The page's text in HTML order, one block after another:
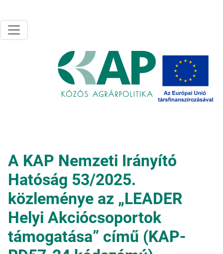
A KAP Nemzeti Irányító
Hatóság 53/2025.
közleménye az „LEADER
Helyi Akciócsoportok
támogatása” című (KAP-